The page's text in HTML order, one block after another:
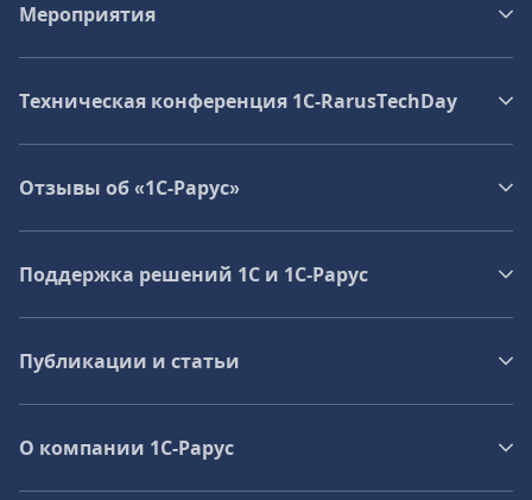
Мероприятия
Техническая конференция 1C‑RarusTechDay
Отзывы об «1С-Рарус»
Поддержка решений 1С и 1С‑Рарус
Публикации и статьи
О компании 1C-Рарус